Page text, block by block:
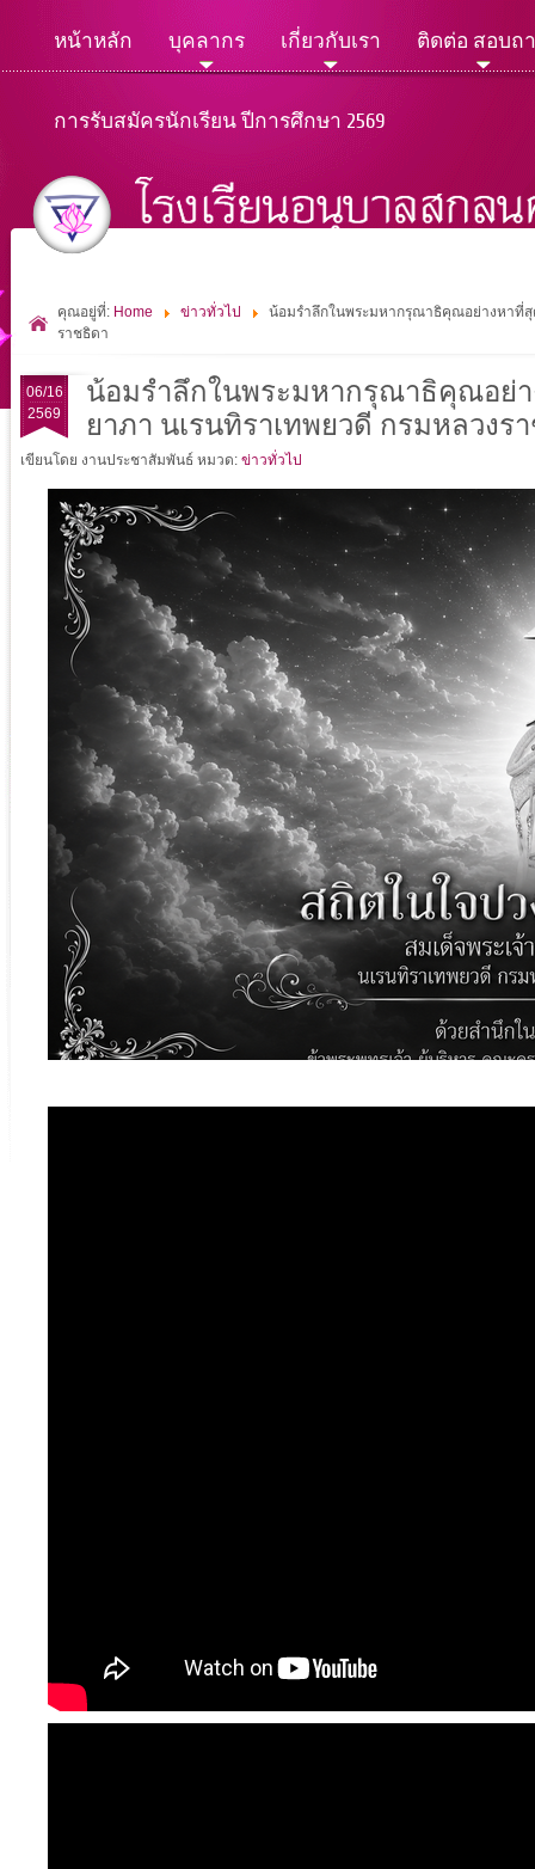
หน้าหลัก บุคลากร เกี่ยวกับเรา ติดต่อ สอบถ
การรับสมัครนักเรียน ปีการศึกษา 2569
คุณอยู่ที่: Home ข่าวทั่วไป
น้อมรำลึกในพระมหากรุณาธิคุณอย่างหาที่สุ
ราชธิดา
06/16
2569
น้อมรำลึกในพระมหากรุณาธิคุณอย่า
ยาภา นเรนทิราเทพยวดี กรมหลวง
เขียนโดย งานประชาสัมพันธ์ หมวด: ข่าวทั่วไป